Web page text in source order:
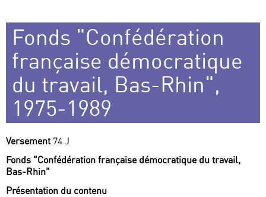
Fonds "Confédération
française démocratique
du travail, Bas-Rhin",
1975-1989
Versement 74 J
Fonds "Confédération française démocratique du travail,
Bas-Rhin"
Présentation du contenu